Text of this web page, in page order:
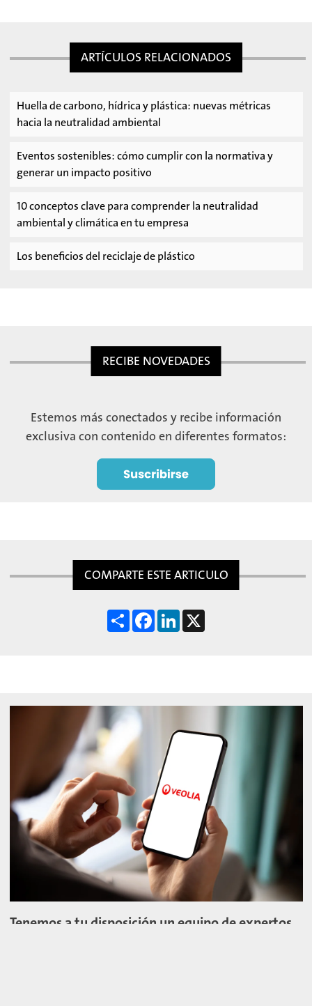
ARTÍCULOS RELACIONADOS
Huella de carbono, hídrica y plástica: nuevas métricas
hacia la neutralidad ambiental
Eventos sostenibles: cómo cumplir con la normativa y
generar un impacto positivo
10 conceptos clave para comprender la neutralidad
ambiental y climática en tu empresa
Los beneficios del reciclaje de plástico
RECIBE NOVEDADES
Estemos más conectados y recibe información
exclusiva con contenido en diferentes formatos:
COMPARTE ESTE ARTICULO
S
h
F
a
L
i
Tenemos a tu disposición un equipo de expertos